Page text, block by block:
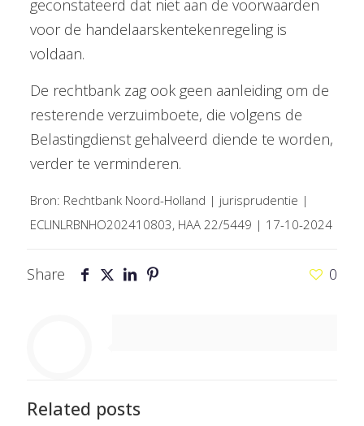
geconstateerd dat niet aan de voorwaarden
voor de handelaarskentekenregeling is
voldaan.
De rechtbank zag ook geen aanleiding om de
resterende verzuimboete, die volgens de
Belastingdienst gehalveerd diende te worden,
verder te verminderen.
Bron: Rechtbank Noord-Holland | jurisprudentie |
ECLINLRBNHO202410803, HAA 22/5449 | 17-10-2024
Share 0
Related posts